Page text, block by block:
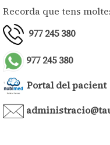
Recorda que tens
977 245 380
977 245 380
Portal del pacient